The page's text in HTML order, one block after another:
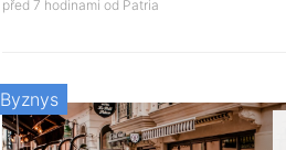
před 7 hodinami od Patria
Byznys